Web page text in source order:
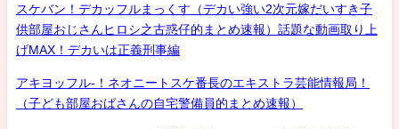
スケバン！デカッフルまっくす（デカい強い2次元嫁だいすき子
供部屋おじさんヒロシ之古惑仔的まとめ速報）話題な動画取り上
げMAX！デカいは正義刑事編
アキヨッフル-！ネオニートスケ番長のエキストラ芸能情報局！
（子ども部屋おばさんの自宅警備員的まとめ速報）